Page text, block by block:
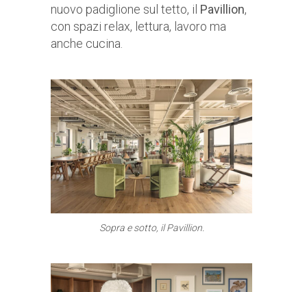
nuovo padiglione sul tetto, il Pavillion,
con spazi relax, lettura, lavoro ma
anche cucina.
Sopra e sotto, il Pavillion.